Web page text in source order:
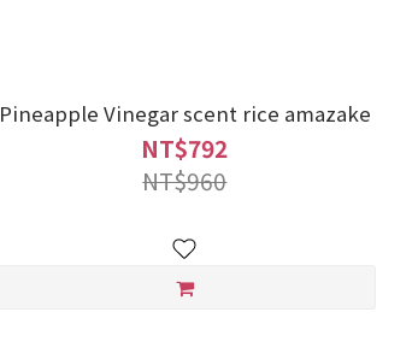
Pineapple Vinegar scent rice amazake
NT$792
NT$960